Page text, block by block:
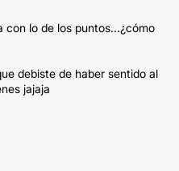
con lo de los puntos...¿cómo
debiste de haber sentido al
jajaja